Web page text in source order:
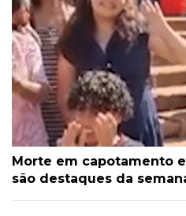
Morte em capotamento
são destaques da